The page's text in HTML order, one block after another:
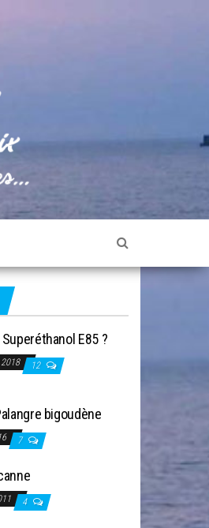
E85 ?
2018 12
bigoudène
7
4